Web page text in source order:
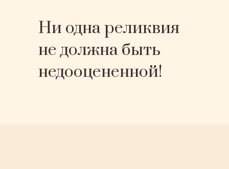
Ни одна реликвия
не должна быть
недооцененной!